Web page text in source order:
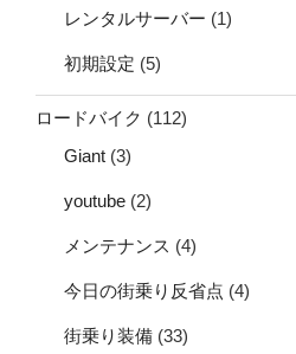
レンタルサーバー (1)
初期設定 (5)
ロードバイク (112)
Giant (3)
youtube (2)
メンテナンス (4)
今日の街乗り反省点 (4)
街乗り装備 (33)